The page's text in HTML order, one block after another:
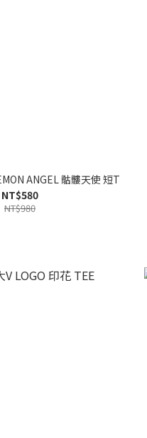
ANGEL 骷髏天使 短T
NT$580
NT$980